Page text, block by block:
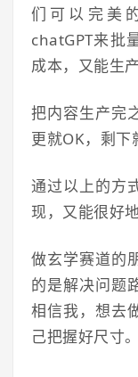
们可以完美
chatGPT来批
成本，又能生
把内容生产完
更就OK，剩下
通过以上的方
现，又能很好
做玄学赛道的
的是解决问题
相信我，想去
己把握好尺寸。